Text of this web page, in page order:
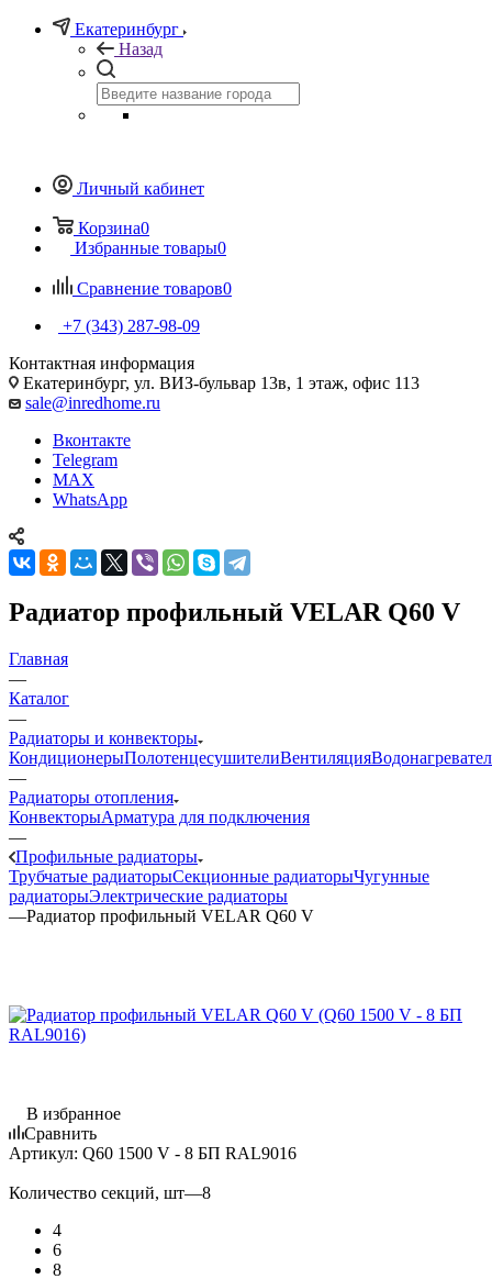
Екатеринбург
Назад
Личный кабинет
Корзина0
Избранные товары0
Сравнение товаров0
+7 (343) 287-98-09
Контактная информация
Екатеринбург, ул. ВИЗ-бульвар 13в, 1 этаж, офис 113
sale@inredhome.ru
Вконтакте
Telegram
MAX
WhatsApp
Радиатор профильный VELAR Q60 V
Главная
—
Каталог
—
Радиаторы и конвекторы
КондиционерыПолотенцесушителиВентиляция
—
Радиаторы отопления
КонвекторыАрматура для подключения
—
Профильные радиаторы
Трубчатые радиаторыСекционные радиаторыЧугунные
радиаторыЭлектрические радиаторы
—Радиатор профильный VELAR Q60 V
В избранное
Сравнить
Артикул: Q60 1500 V - 8 БП RAL9016
Количество секций, шт—8
4
6
8